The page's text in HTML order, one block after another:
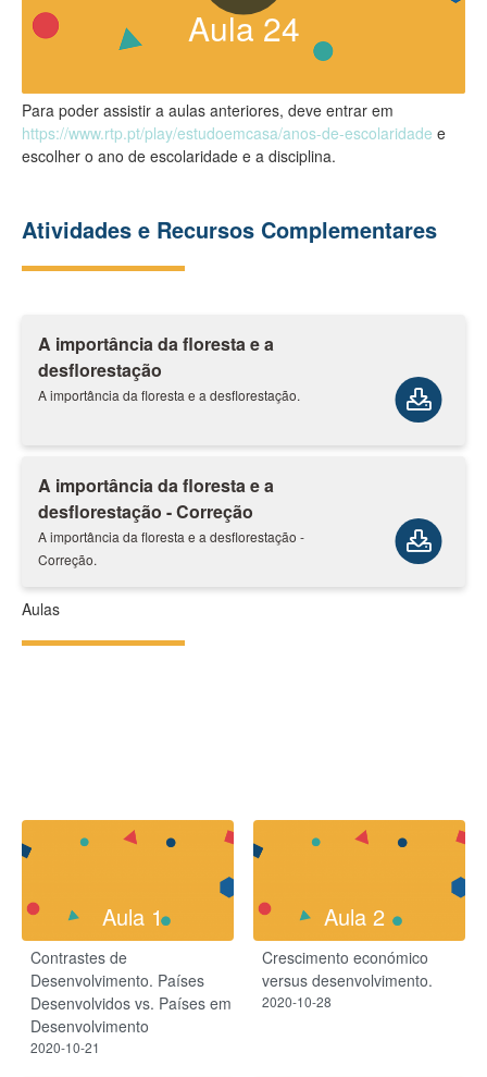
Aula24
Para poder assistir a aulas anteriores, deve entrar em
https://www.rtp.pt/play/estudoemcasa/anos-de-escolaridade e
escolher o ano de escolaridade e a disciplina.
Atividades e Recursos Complementares
A importância da floresta e a
desflorestação
A importância da floresta e a desflorestação.
A importância da floresta e a
desflorestação - Correção
A importância da floresta e a desflorestação -
Correção.
Aulas
Aula 1
Contrastes de
Desenvolvimento. Países
Desenvolvidos vs. Países em
Desenvolvimento
2020-10-21
Aula 2
Crescimento económico
versus desenvolvimento.
2020-10-28